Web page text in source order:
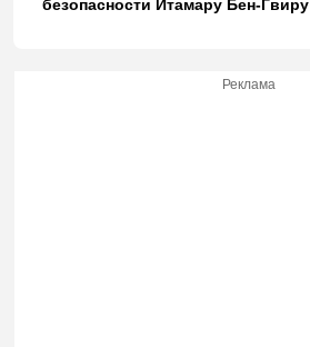
безопасности Итамару Бен-Гвиру
Реклама